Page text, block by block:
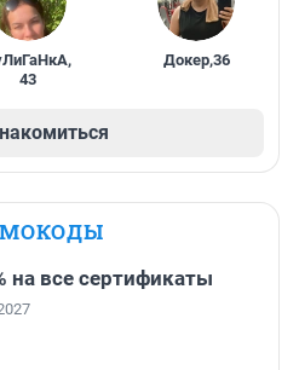
,
43
Докер,36
на все сертификаты